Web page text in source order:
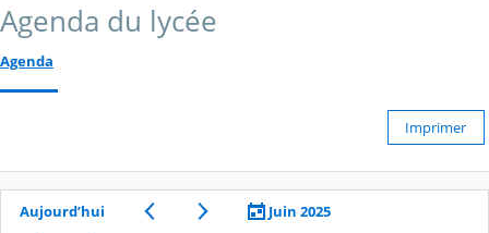
Agenda du lycée
Agenda
Imprimer
Aujourd’hui
Juin 2025